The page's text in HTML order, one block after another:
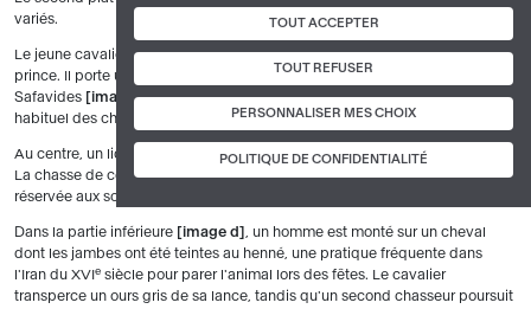
TOUT ACCEPTER
TOUT REFUSER
PERSONNALISER MES CHOIX
POLITIQUE DE CONFIDENTIALITÉ
variés.
Le jeune cavalier figuré en haut à droite peut être identifié comme un
prince. Il porte un turban s'enroulant autour d'un bâton typique des
Safavides
image 4 , et surmonté d'une aigrette. Un faucon, auxiliaire
habituel des chasses aristocratiques, est posé sur son poing.
Au centre, un lion, piégé dans des roseaux, va être poignardé
La chasse de cet animal est, à cette période et depuis l'Antiquité perse,
réservée aux souverains.
Dans la partie inférieure image d
, un homme est monté sur un cheval
dont les jambes ont été teintes au henné, une pratique fréquente dans
l'Iran du XVI e siècle pour parer l'animal lors des fêtes. Le cavalier
transperce un ours gris de sa lance, tandis qu'un second chasseur poursuit